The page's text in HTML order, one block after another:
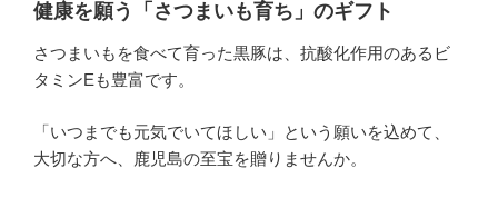
健康を願う「さつまいも育ち」のギフト
さつまいもを食べて育った黒豚は、抗酸化作用のあるビ
タミンEも豊富です。
「いつまでも元気でいてほしい」という願いを込めて、
大切な方へ、鹿児島の至宝を贈りませんか。